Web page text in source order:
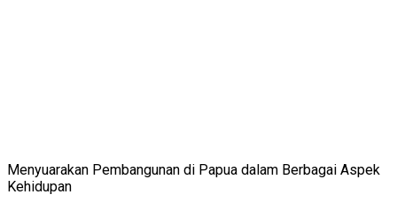
Menyuarakan Pembangunan di Papua dalam Berbagai Aspek
Kehidupan